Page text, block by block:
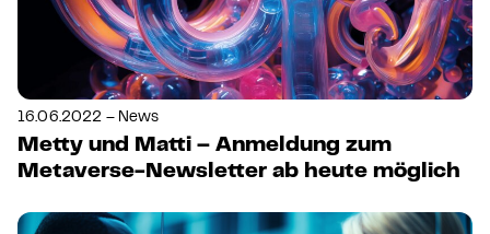
16.06.2022 – News
Metty und Matti – Anmeldung zum
Metaverse-Newsletter ab heute möglich